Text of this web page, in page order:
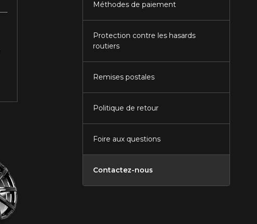
Méthodes de paiement
Protection contre les hasards
routiers
Remises postales
Politique de retour
Foire aux questions
Contactez-nous